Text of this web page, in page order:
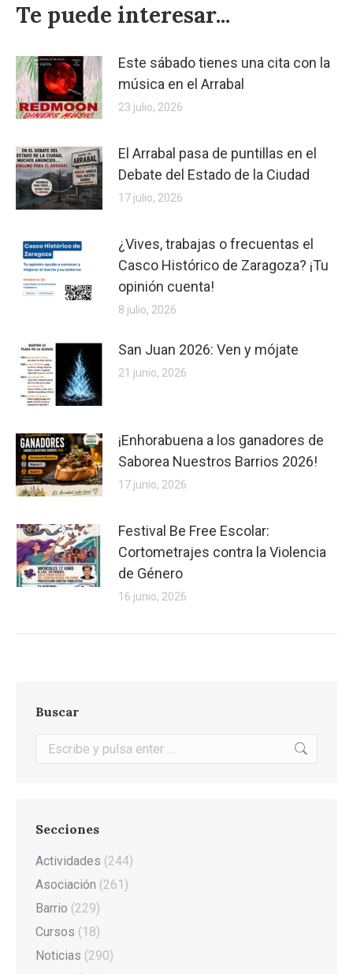
Te puede interesar...
Este sábado tienes una cita con la
música en el Arrabal
23 julio, 2026
El Arrabal pasa de puntillas en el
Debate del Estado de la Ciudad
17 julio, 2026
¿Vives, trabajas o frecuentas el
Casco Histórico de Zaragoza? ¡Tu
opinión cuenta!
8 julio, 2026
San Juan 2026: Ven y mójate
21 junio, 2026
¡Enhorabuena a los ganadores de
Saborea Nuestros Barrios 2026!
17 junio, 2026
Festival Be Free Escolar:
Cortometrajes contra la Violencia
de Género
16 junio, 2026
Buscar
Buscar:
Secciones
Actividades (244)
Asociación (261)
Barrio (229)
Cursos (18)
Noticias (290)